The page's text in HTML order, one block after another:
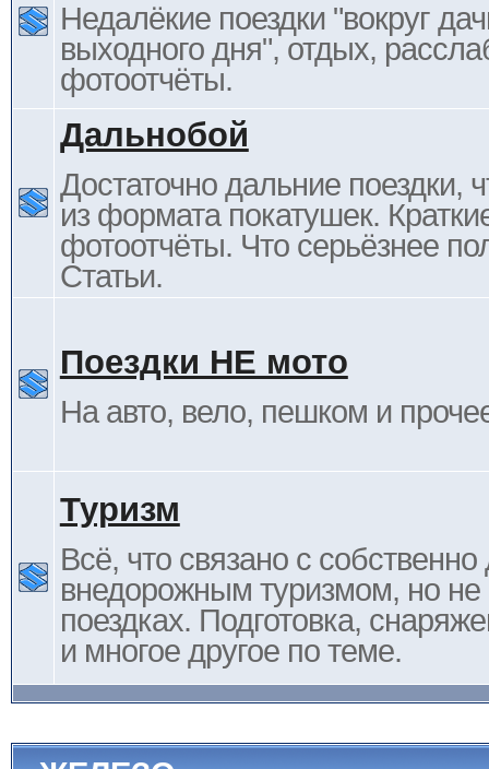
Недалёкие поездки "вокруг
выходного дня", отдых,
фотоотчёты.
Дальнобой
Достаточно дальние поездки,
из формата покатушек.
фотоотчёты. Что серьёзнее
Статьи.
Поездки НЕ мото
На авто, вело, пешком и
Туризм
Всё, что связано с
внедорожным туризмом, но не
поездках. Подготовка,
и многое другое по теме.